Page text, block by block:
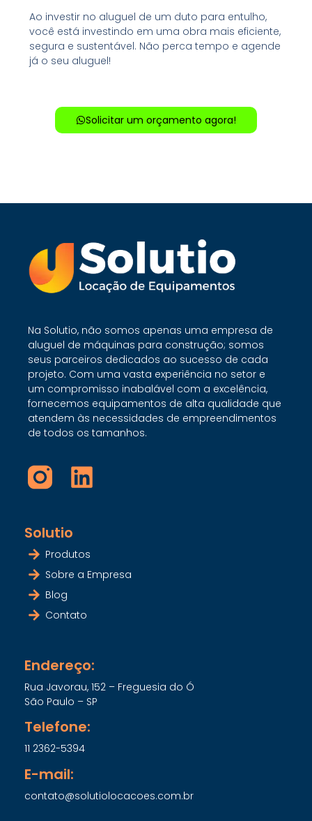
Ao investir no aluguel de um duto para entulho,
você está investindo em uma obra mais eficiente,
segura e sustentável. Não perca tempo e agende
já o seu aluguel!
Solicitar um orçamento agora!
Na Solutio, não somos apenas uma empresa de
aluguel de máquinas para construção; somos
seus parceiros dedicados ao sucesso de cada
projeto. Com uma vasta experiência no setor e
um compromisso inabalável com a excelência,
fornecemos equipamentos de alta qualidade que
atendem às necessidades de empreendimentos
de todos os tamanhos.
Solutio
Produtos
Sobre a Empresa
Blog
Contato
Endereço:
Rua Javorau, 152 – Freguesia do Ó
São Paulo – SP
Telefone:
11 2362-5394
E-mail:
contato@solutiolocacoes.com.br